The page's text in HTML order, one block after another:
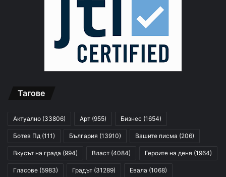
Тагове
Актуално (33806) Арт (955) Бизнес (1654)
Ботев Пд (111) България (13910) Вашите писма (206)
Вкусът на града (994) Власт (4084) Героите на деня (1964)
Гласове (5983) Градът (31289) Евала (1068)